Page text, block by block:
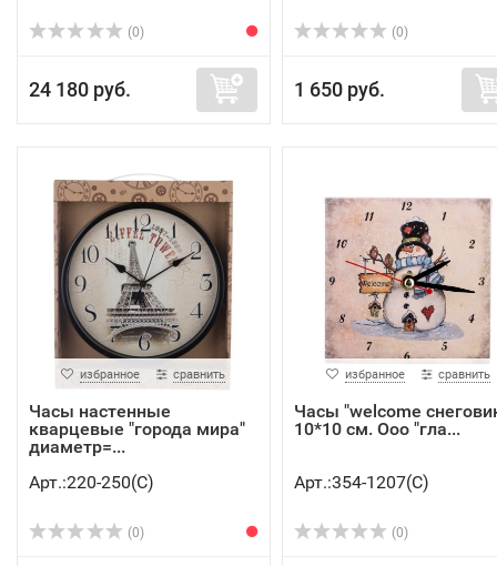
(0)
24 180 руб.
(0)
1 650 руб.
избранное сравнить
Часы настенные
кварцевые "города мира"
диаметр=...
Арт.:220-250(C)
(0)
избранное сравнить
Часы "welcome
10*10 см. Ооо "гла...
Арт.:354-1207(C)
(0)